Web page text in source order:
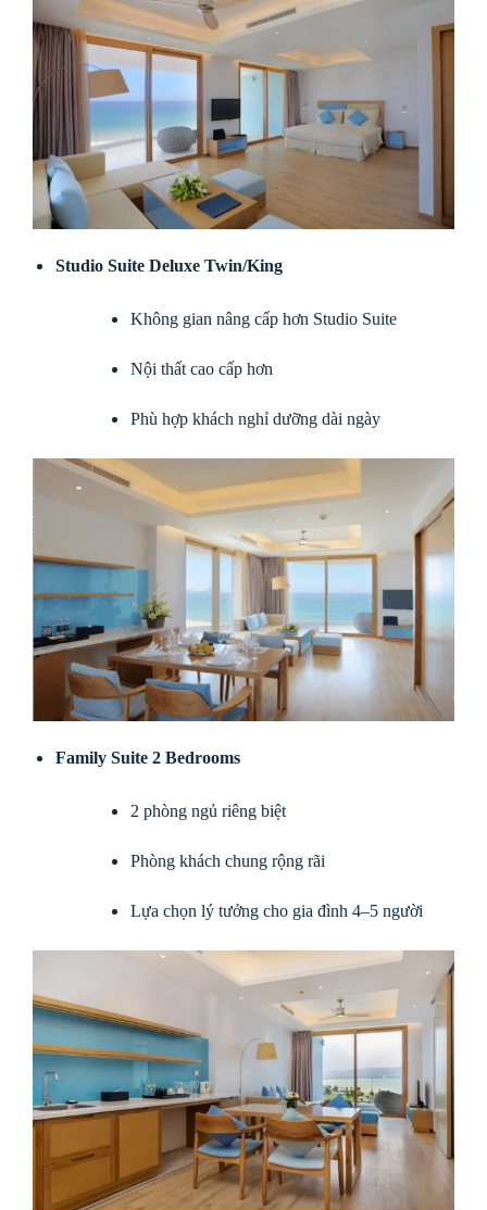
Studio Suite Deluxe Twin/King
Không gian nâng cấp hơn Studio Suite
Nội thất cao cấp hơn
Phù hợp khách nghỉ dưỡng dài ngày
Family Suite 2 Bedrooms
2 phòng ngủ riêng biệt
Phòng khách chung rộng rãi
Lựa chọn lý tưởng cho gia đình 4–5 người